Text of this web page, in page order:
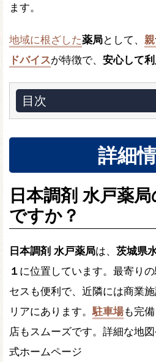
ます。
地域に根ざした薬局として、
ドバイスが特徴で、 安心して
目次
詳細
日本調剤 水戸薬
ですか？
日本調剤 水戸薬局は、 茨城県
１ に位置しています。最寄り
セスも便利で、近隣には商業
リアにあります。 駐車場も完
店もスムーズです。詳細な地
式ホームページ